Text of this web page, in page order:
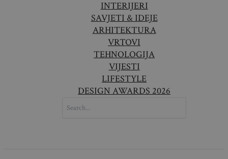
INTERIJERI
SAVJETI & IDEJE
ARHITEKTURA
VRTOVI
TEHNOLOGIJA
VIJESTI
LIFESTYLE
DESIGN AWARDS 2026
FOR: